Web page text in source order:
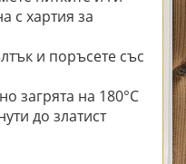
с хартия за
и поръсете със
загрята на 180°C
до златист